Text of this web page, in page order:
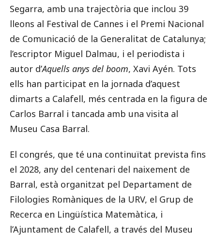
Segarra, amb una trajectòria que inclou 39
lleons al Festival de Cannes i el Premi Nacional
de Comunicació de la Generalitat de Catalunya;
l’escriptor Miguel Dalmau, i el periodista i
autor d’Aquells anys del boom, Xavi Ayén. Tots
ells han participat en la jornada d’aquest
dimarts a Calafell, més centrada en la figura de
Carlos Barral i tancada amb una visita al
Museu Casa Barral.
El congrés, que té una continuïtat prevista fins
el 2028, any del centenari del naixement de
Barral, està organitzat pel Departament de
Filologies Romàniques de la URV, el Grup de
Recerca en Lingüística Matemàtica, i
l’Ajuntament de Calafell, a través del Museu